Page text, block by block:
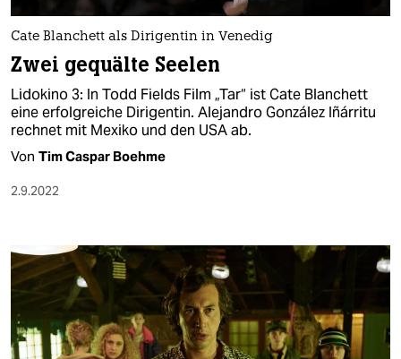
Cate Blanchett als Dirigentin in Venedig
Zwei gequälte Seelen
Lidokino 3: In Todd Fields Film „Tar“ ist Cate Blanchett
eine erfolgreiche Dirigentin. Alejandro González Iñárritu
rechnet mit Mexiko und den USA ab.
Von Tim Caspar Boehme
2.9.2022